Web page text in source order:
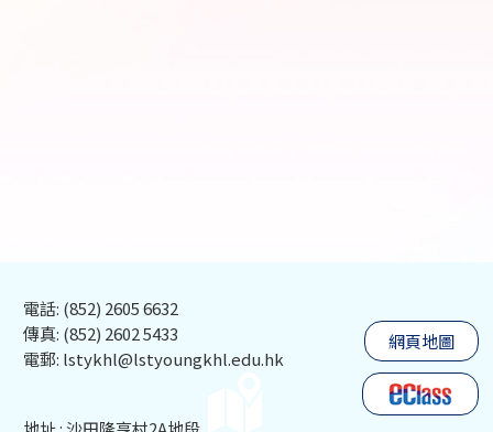
電話: (852) 2605 6632
傳真: (852) 2602 5433
電郵: lstykhl@lstyoungkhl.edu.hk
網頁地圖